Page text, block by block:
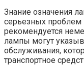
Знание означения
серьезных проблем
рекомендуется
лампы могут
обслуживания,
транспортное